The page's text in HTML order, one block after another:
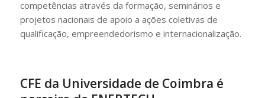
competências através da formação, seminários e
projetos nacionais de apoio a ações coletivas de
qualificação, empreendedorismo e internacionalização.
CFE da Universidade de Coimbra é